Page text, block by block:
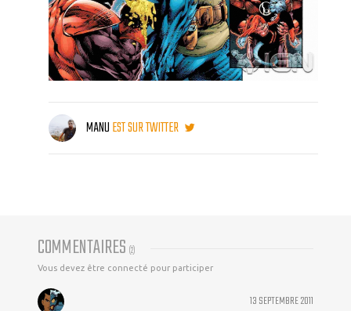
MANUEST SUR TWITTER
COMMENTAIRES (2)
Vous devez être connecté pour participer
13 SEPTEMBRE 2011